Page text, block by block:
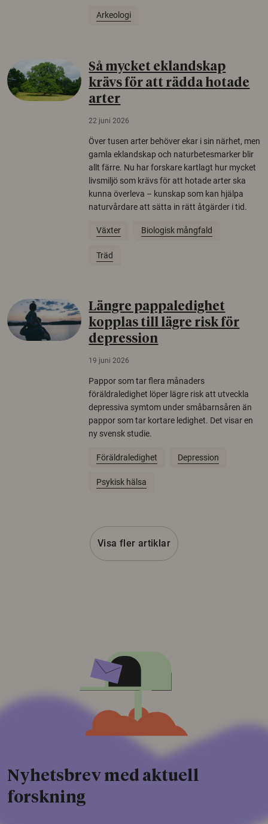
Arkeologi
Så mycket eklandskap
krävs för att rädda hotade
arter
22 juni 2026
Över tusen arter behöver ekar i sin närhet, men
gamla eklandskap och naturbetesmarker blir
allt färre. Nu har forskare kartlagt hur mycket
livsmiljö som krävs för att hotade arter ska
kunna överleva – kunskap som kan hjälpa
naturvårdare att sätta in rätt åtgärder i tid.
Växter Biologisk mångfald
Träd
Längre pappaledighet
kopplas till lägre risk för
depression
19 juni 2026
Pappor som tar flera månaders
föräldraledighet löper lägre risk att utveckla
depressiva symtom under småbarnsåren än
pappor som tar kortare ledighet. Det visar en
ny svensk studie.
Föräldraledighet Depression
Psykisk hälsa
Visa fler artiklar
Nyhetsbrev med aktuell
forskning